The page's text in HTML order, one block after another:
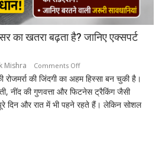
जनवरी
2027
से
नए
का खतरा बढ़ता है? जानिए एक्सपर्ट
Mishra Comments Offon
क्या
स्मार्टवॉच
पहनने
की जिंदगी का अहम हिस्सा बन चुकी है।
नींद की गुणवत्ता और फिटनेस ट्रैकिंग जैसी
दिन और रात में भी पहने रहते हैं। लेकिन सोशल